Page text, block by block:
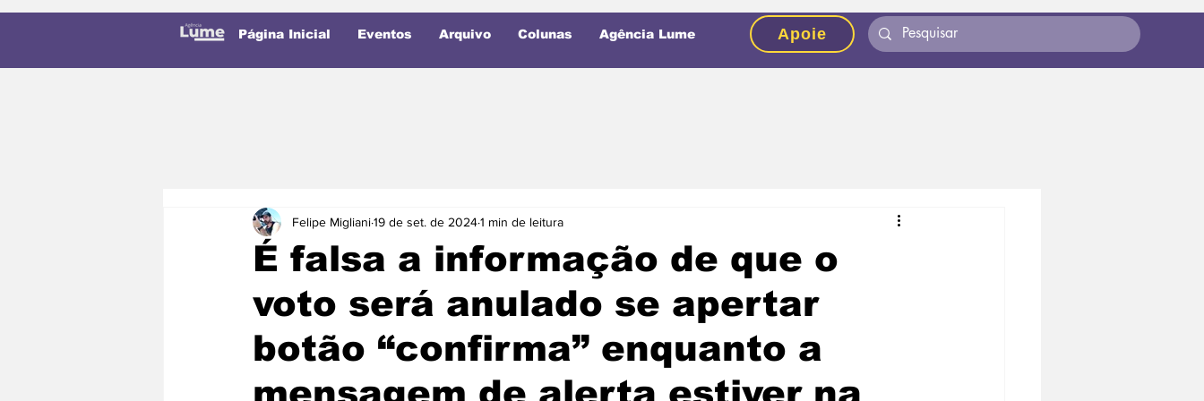
Página Inicial Eventos Arquivo Colunas Agência Lume Apoie
É falsa a informação de que o
voto será anulado se apertar
botão “confirma” enquanto a
mensagem de alerta estiver na
Felipe Migliani19 de set. de 20241 min de leitura